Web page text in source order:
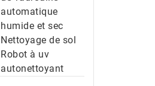
automatique
humide et sec
Nettoyage de sol
Robot à uv
autonettoyant